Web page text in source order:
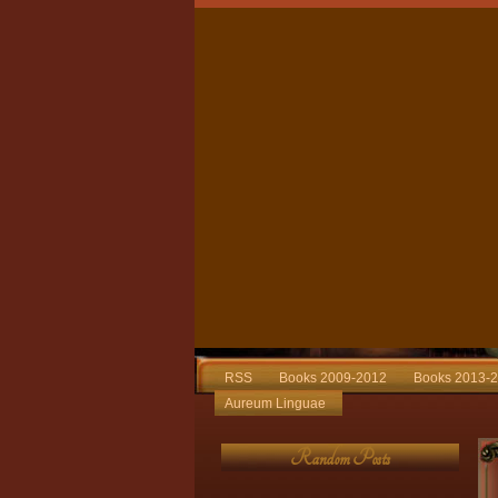
RSS Books 2009-2012 Books 2013-
Aureum Linguae
Random Posts